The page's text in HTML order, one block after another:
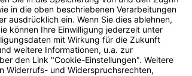
Geschenkverpackung
für Tassen - Frohe
für